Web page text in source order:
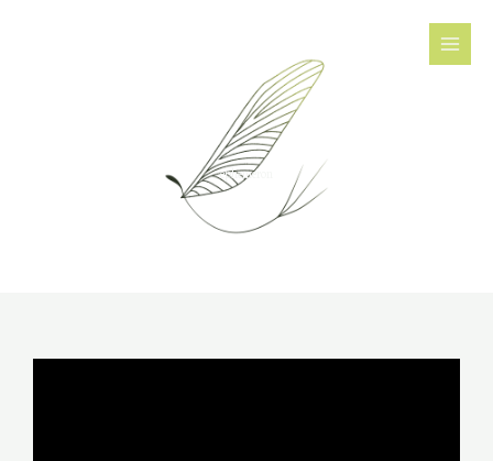
ephemeron